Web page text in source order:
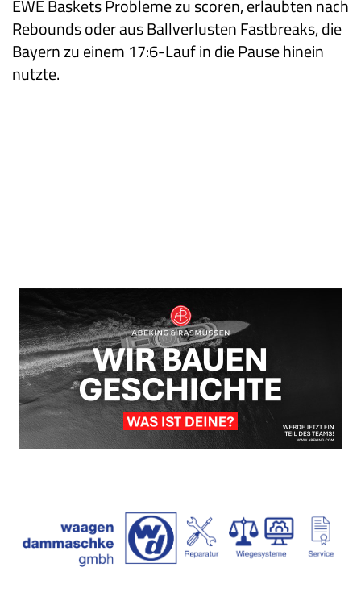
EWE Baskets Probleme zu scoren, erlaubten nach
Rebounds oder aus Ballverlusten Fastbreaks, die
Bayern zu einem 17:6-Lauf in die Pause hinein
nutzte.